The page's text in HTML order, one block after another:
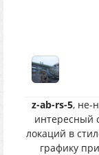
z-ab-rs-5, не-
интересный
локаций в
графику